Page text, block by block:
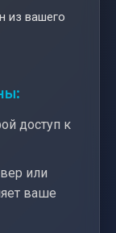
из вашего
доступ к
или
ваше